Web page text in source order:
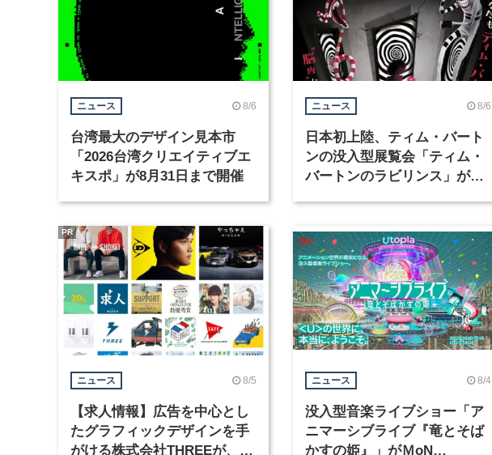
ニュース 8/6
台湾最大のデザイン見本市
「2026台湾クリエイティブエ
キスポ」が8月31日まで開催
ニュース 8/6
日本初上陸、ティム・バート
ンの没入型展覧会「ティム・
バートンのラビリンス」が東
ニュース 8/5
【求人情報】広告を中心とし
たグラフィックデザインを手
がける株式会社THREEが、グ
PR
ニュース 8/4
没入型音楽ライブショー「ア
ニマーシブライブ『竜とそば
かすの姫』」がＭoN